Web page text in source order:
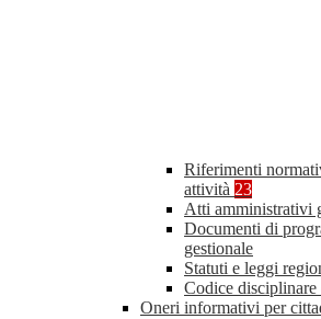
Riferimenti
attività 23
Atti amministrativi
Documenti di
gestionale
Statuti e leggi
Codice disciplinare
Oneri informativi per